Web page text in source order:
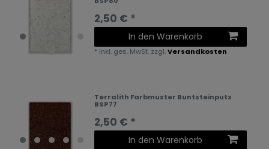
2,50 € *
In den Warenkorb
* inkl. ges. MwSt. zzgl.Versandkosten
Terralith Farbmuster Buntsteinputz
BSP77
2,50 € *
In den Warenkorb